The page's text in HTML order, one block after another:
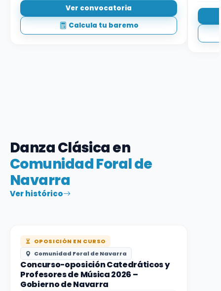
Ver convocatoria
Calcula tu baremo
Danza Clásica en
Comunidad Foral de
Navarra
Ver histórico
OPOSICIÓN EN CURSO
Comunidad Foral de Navarra
Concurso-oposición Catedráticos y
Profesores de Música 2026 –
Gobierno de Navarra